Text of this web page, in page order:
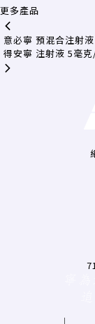
更多產品
意必寧 預混合注射
得安寧 注射液 5毫